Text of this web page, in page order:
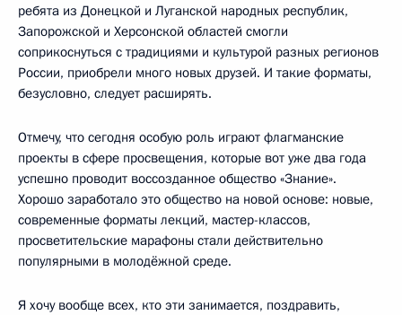
ребята из Донецкой и Луганской народных республик,
Запорожской и Херсонской областей смогли
соприкоснуться с традициями и культурой разных регионов
России, приобрели много новых друзей. И такие форматы,
безусловно, следует расширять.
Отмечу, что сегодня особую роль играют флагманские
проекты в сфере просвещения, которые вот уже два года
успешно проводит воссозданное общество «Знание».
Хорошо заработало это общество на новой основе: новые,
современные форматы лекций, мастер-классов,
просветительские марафоны стали действительно
популярными в молодёжной среде.
Я хочу вообще всех, кто эти занимается, поздравить,